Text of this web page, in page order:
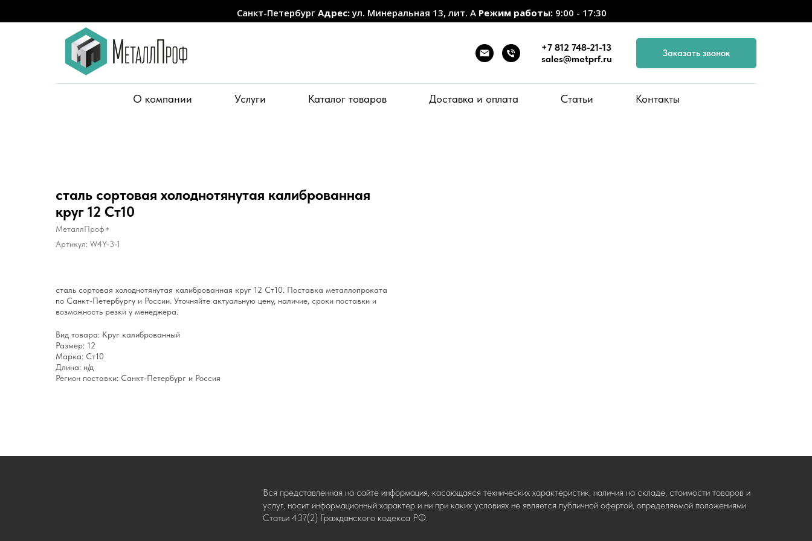
Санкт-Петербург Адрес:ул. Минеральная 13, лит. А Режим работы: 9:00 - 17:30
+7 812 748-21-13
sales@metprf.ru
Заказать звонок
О компании Услуги Каталог товаров Доставка и оплата Статьи Контакты
сталь сортовая холоднотянутая калиброванная
круг 12 Ст10
МеталлПроф+
Артикул: W4Y-3-1
сталь сортовая холоднотянутая калиброванная круг 12 Ст10. Поставка металлопроката
по Санкт-Петербургу и России. Уточняйте актуальную цену, наличие, сроки поставки и
возможность резки у менеджера.
Вид товара: Круг калиброванный
Размер: 12
Марка: Ст10
Длина: н/д
Регион поставки: Санкт-Петербург и Россия
Вся представленная на сайте информация, касающаяся технических характеристик, наличия на складе, стоимости товаров и
услуг, носит информационный характер и ни при каких условиях не является публичной офертой, определяемой положениями
Статьи 437(2) Гражданского кодекса РФ.